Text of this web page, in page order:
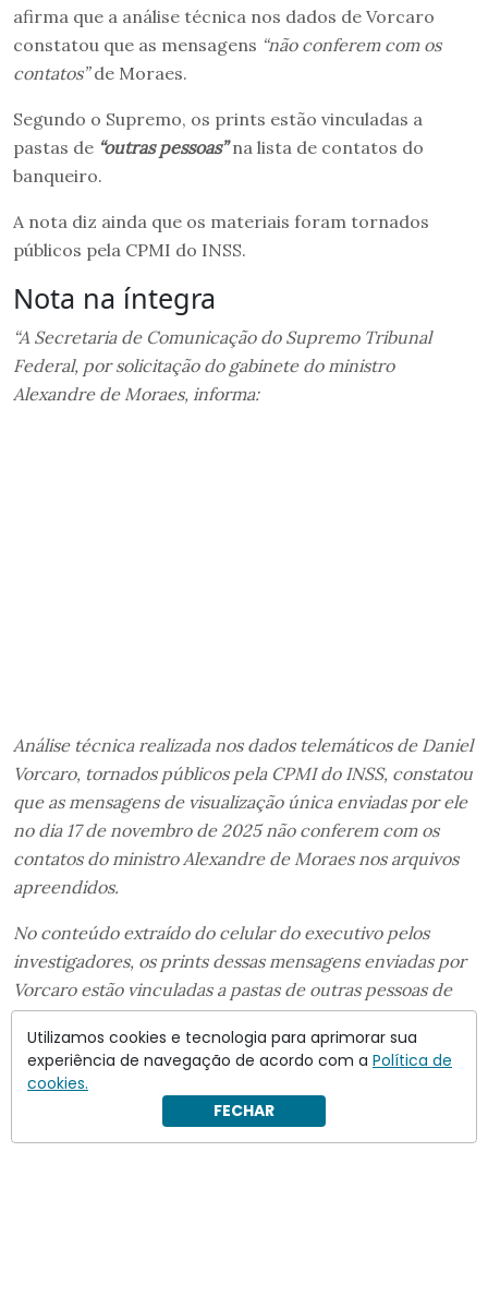
afirma que a análise técnica nos dados de Vorcaro
constatou que as mensagens “não conferem com os
contatos”de Moraes.
Segundo o Supremo, os prints estão vinculadas a
pastas de “outras pessoas”na lista de contatos do
banqueiro.
A nota diz ainda que os materiais foram tornados
públicos pela CPMI do INSS.
Nota na íntegra
“A Secretaria de Comunicação do Supremo Tribunal
Federal, por solicitação do gabinete do ministro
Alexandre de Moraes, informa:
Análise técnica realizada nos dados telemáticos de Daniel
Vorcaro, tornados públicos pela CPMI do INSS, constatou
que as mensagens de visualização única enviadas por ele
no dia 17 de novembro de 2025 não conferem com os
contatos do ministro Alexandre de Moraes nos arquivos
apreendidos.
No conteúdo extraído do celular do executivo pelos
investigadores, os prints dessas mensagens enviadas por
Vorcaro estão vinculadas a pastas de outras pessoas de
sua lista de contatos e não constam como direcionadas
ao ministro Alexandre de Moraes.
Utilizamos cookies e tecnologia para aprimorar sua
experiência de navegação de acordo com a Política de
cookies.
FECHAR